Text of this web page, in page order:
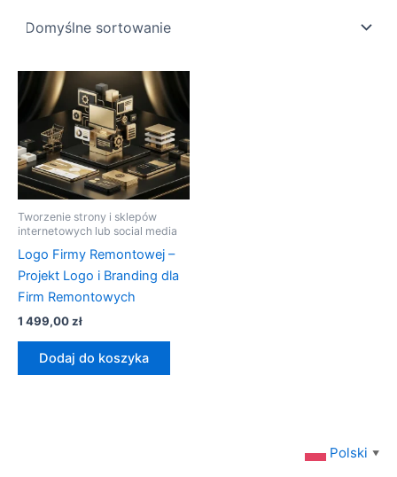
Tworzenie strony i sklepów
internetowych lub social media
Logo Firmy Remontowej –
Projekt Logo i Branding dla
Firm Remontowych
1 499,00zł
Dodaj do koszyka
Polski ▼